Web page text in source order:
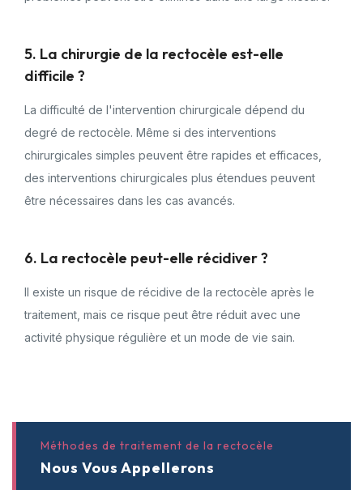
Méthodes de traitement de la rectocèle
Nous Vous Appellerons
5. La chirurgie de la rectocèle est-elle
difficile ?
La difficulté de l'intervention chirurgicale dépend du
degré de rectocèle. Même si des interventions
chirurgicales simples peuvent être rapides et efficaces,
des interventions chirurgicales plus étendues peuvent
être nécessaires dans les cas avancés.
6. La rectocèle peut-elle récidiver ?
Il existe un risque de récidive de la rectocèle après le
traitement, mais ce risque peut être réduit avec une
activité physique régulière et un mode de vie sain.